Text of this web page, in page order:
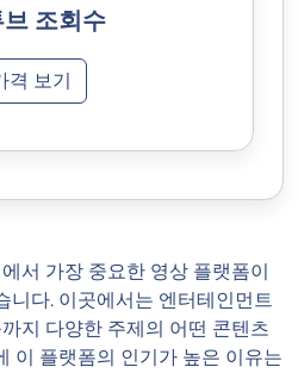
조회수
격 보기
서 가장 중요한 영상 플랫폼이
니다. 이곳에서는 엔터테인먼트
지 다양한 주제의 어떤 콘텐츠
이 플랫폼의 인기가 높은 이유는